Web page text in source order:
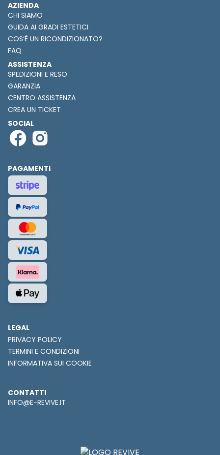
AZIENDA
CHI SIAMO
GUIDA AI GRADI ESTETICI
COS’È UN RICONDIZIONATO?
FAQ
ASSISTENZA
SPEDIZIONI E RESO
GARANZIA
CENTRO ASSISTENZA
CREA UN TICKET
SOCIAL
PAGAMENTI
LEGAL
PRIVACY POLICY
TERMINI E CONDIZIONI
INFORMATIVA SUI COOKIE
CONTATTI
INFO@E-REVIVE.IT